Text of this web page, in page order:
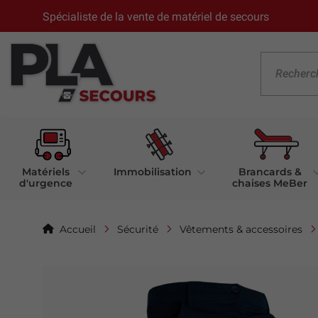
Spécialiste de la vente de matériel de secours
Matériels
d'urgence
Immobilisation
Brancards &
chaises MeBer
Accueil Sécurité Vêtements & accessoires